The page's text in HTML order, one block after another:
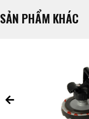
SẢN PHẨM KHÁC